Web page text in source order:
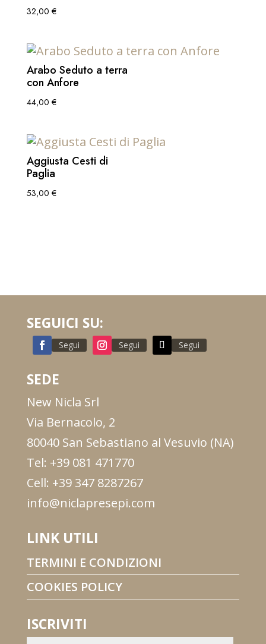
32,00 €
Arabo Seduto a terra
con Anfore
44,00 €
Aggiusta Cesti di
Paglia
53,00 €
SEGUICI SU:
Segui Segui Segui
SEDE
New Nicla Srl
Via Bernacolo, 2
80040 San Sebastiano al Vesuvio (NA)
Tel: +39 081 471770
Cell: +39 347 8287267
info@niclapresepi.com
LINK UTILI
TERMINI E CONDIZIONI
COOKIES POLICY
ISCRIVITI